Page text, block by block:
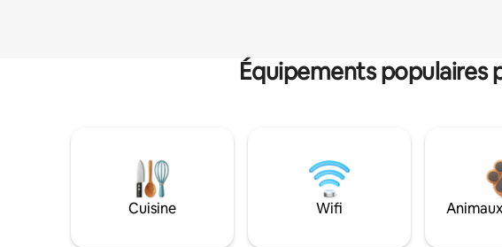
Équipements populaires
Cuisine Wifi